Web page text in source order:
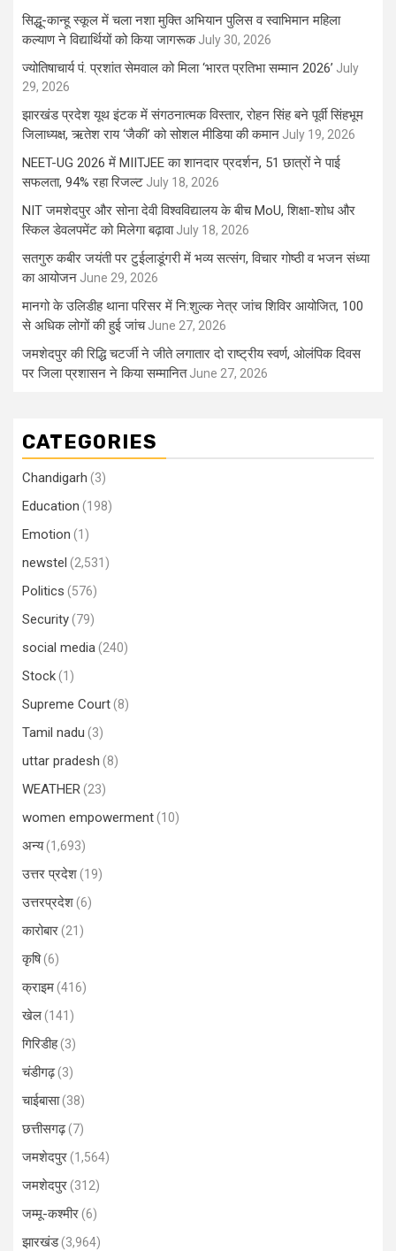
सिद्धू-कान्हू स्कूल में चला नशा मुक्ति अभियान पुलिस व स्वाभिमान महिला
कल्याण ने विद्यार्थियों को किया जागरूक July 30, 2026
ज्योतिषाचार्य पं. प्रशांत सेमवाल को मिला ‘भारत प्रतिभा सम्मान 2026’ July
29, 2026
झारखंड प्रदेश यूथ इंटक में संगठनात्मक विस्तार, रोहन सिंह बने पूर्वी सिंहभूम
जिलाध्यक्ष, ऋतेश राय ‘जैकी’ को सोशल मीडिया की कमान July 19, 2026
NEET-UG 2026 में MIITJEE का शानदार प्रदर्शन, 51 छात्रों ने पाई
सफलता, 94% रहा रिजल्ट July 18, 2026
NIT जमशेदपुर और सोना देवी विश्वविद्यालय के बीच MoU, शिक्षा-शोध और
स्किल डेवलपमेंट को मिलेगा बढ़ावा July 18, 2026
सतगुरु कबीर जयंती पर टुईलाडूंगरी में भव्य सत्संग, विचार गोष्ठी व भजन संध्या
का आयोजन June 29, 2026
मानगो के उलिडीह थाना परिसर में नि:शुल्क नेत्र जांच शिविर आयोजित, 100
से अधिक लोगों की हुई जांच June 27, 2026
जमशेदपुर की रिद्धि चटर्जी ने जीते लगातार दो राष्ट्रीय स्वर्ण, ओलंपिक दिवस
पर जिला प्रशासन ने किया सम्मानित June 27, 2026
CATEGORIES
Chandigarh (3)
Education (198)
Emotion (1)
newstel (2,531)
Politics (576)
Security(79)
social media(240)
Stock(1)
Supreme Court(8)
Tamil nadu (3)
uttar pradesh (8)
WEATHER(23)
women empowerment(10)
अन्य(1,693)
उत्तर प्रदेश(19)
उत्तरप्रदेश(6)
कारोबार(21)
कृषि(6)
क्राइम(416)
खेल(141)
गिरिडीह(3)
चंडीगढ़(3)
चाईबासा(38)
छत्तीसगढ़(7)
जमशेदपुर(1,564)
जमशेदपुर(312)
जम्मू-कश्मीर(6)
झारखंड(3,964)